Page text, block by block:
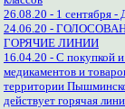
26.08.20 - 1 сентября -
24.06.20 -
ГОРЯЧИЕ ЛИНИИ
16.04.20 - С покупкой
медикаментов и
территории
действует горячая